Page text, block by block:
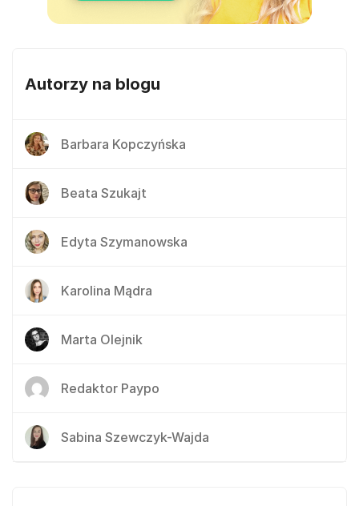
Autorzy na blogu
Barbara Kopczyńska
Beata Szukajt
Edyta Szymanowska
Karolina Mądra
Marta Olejnik
Redaktor Paypo
Sabina Szewczyk-Wajda